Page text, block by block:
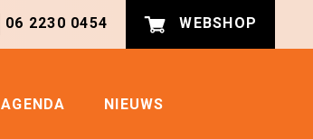
06 2230 0454 WEBSHOP
AGENDA NIEUWS